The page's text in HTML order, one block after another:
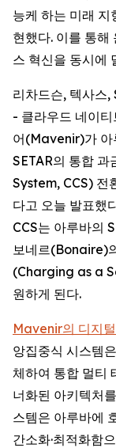
능케 하는 미래 지
현했다. 이를 통해
스 혁신을 동시에
리차드슨, 텍사스
- 클라우드 네이
어(Mavenir)가 아
SETAR의 통합
System, CCS) 전
다고 오늘 발표했
CCS는 아루바의
보네르(Bonaire)
(Charging as a
원하게 된다.
Mavenir의 디지
앙집중식 시스템
체하여 통합 멀티
너화된 아키텍처
스템은 아루바에
간소화·최적화함